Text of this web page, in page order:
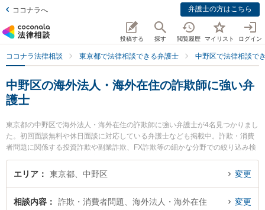
ココナラへ 弁護士の方はこちら
投稿する 探す 閲覧履歴 マイリスト ログイン
ココナラ法律相談 東京都で法律相談できる弁護士 中野区で法律相談で
中野区の海外法人・海外在住の詐欺師に強い弁
護士
東京都の中野区で海外法人・海外在住の詐欺師に強い弁護士が4名見つかりまし
た。初回面談無料や休日面談に対応している弁護士なども掲載中。詐欺・消費
者問題に関係する投資詐欺や副業詐欺、FX詐欺等の細かな分野での絞り込み検
索もでき便利です。特に東京中野法律事務所の須藤 晃海弁護士や吉口総合法律
事務所の吉口 直希弁護士、海陽法律事務所の田邊 裕之弁護士のプロフィール情
『海外法人・海外在住の詐欺師のトラブル解決の実績豊富な近くの弁護士を検
エリア 東京都、中野区 変更
相談内容 詐欺・消費者問題、海外法人・海外在住 変更